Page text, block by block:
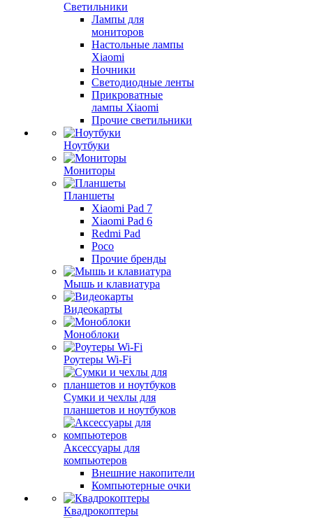
Светильники
Лампы для
мониторов
Настольные лампы
Xiaomi
Ночники
Светодиодные ленты
Прикроватные
лампы Xiaomi
Прочие светильники
Ноутбуки
Мониторы
Планшеты
Xiaomi Pad 7
Xiaomi Pad 6
Redmi Pad
Poco
Прочие бренды
Мышь и клавиатура
Видеокарты
Моноблоки
Роутеры Wi-Fi
Сумки и чехлы для
планшетов и ноутбуков
Аксессуары для
компьютеров
Внешние накопители
Компьютерные очки
Квадрокоптеры